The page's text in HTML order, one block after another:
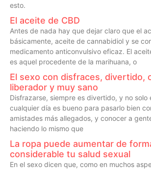
esto.
El aceite de CBD
Antes de nada hay que dejar claro que el
básicamente, aceite de cannabidiol y se
medicamento anticonvulsivo eficaz. El
es aquel procedente de la marihuana, o
El sexo con disfraces, divertido,
liberador y muy sano
Disfrazarse, siempre es divertido, y no solo
cualquier día es bueno para pasarlo bien
amistades más allegados, y conocer a
haciendo lo mismo que
La ropa puede aumentar de
considerable tu salud sexual
En el sexo dicen que, como en muchos